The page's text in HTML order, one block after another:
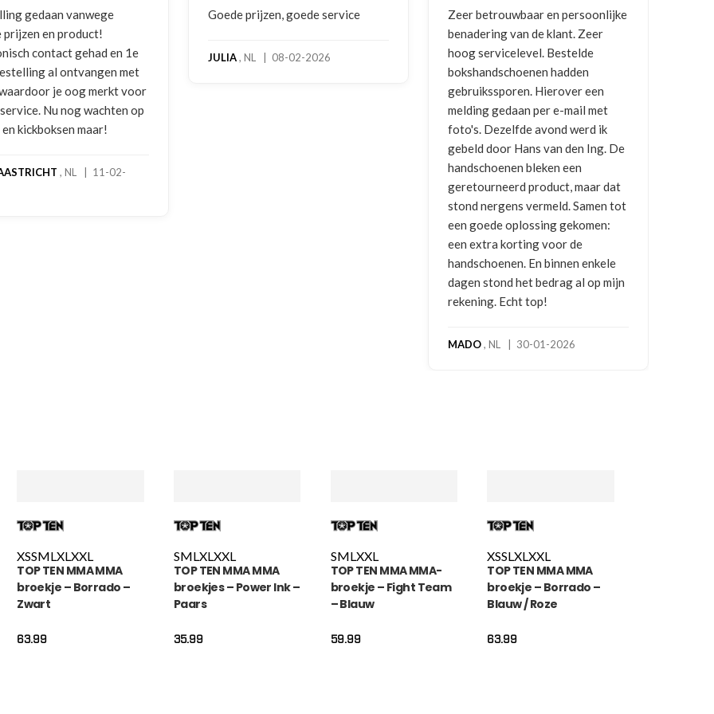
prijzen, goede service
, NL | 08-02-2026
Zeer betrouwbaar en persoonlijke
hoog servicelevel. Bestelde
Goede communicatie, artikel goed
ontvangen
NICO VERMUNICHT, BE | 29-01-
2026
XSSMLXLXXL
TOP TEN MMA MMA
broekje – Borrado –
Zwart
63.99
SMLXLXXL
TOP TEN MMA MMA
broekjes – Power Ink –
Paars
35.99
SMLXXL
TOP TEN MMA MMA-
broekje – Fight Team
– Blauw
59.99
XSSLXLXXL
TOP TEN MMA MMA
broekje – Borrado –
Blauw / Roze
63.99